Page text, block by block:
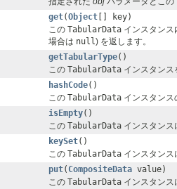
get(Object [] key)
この TabularData インスタンス
場合は null) を返します。
getTabularType()
この TabularData インスタンス
hashCode()
この TabularData インスタン
isEmpty()
この TabularData インスタン
keySet()
この TabularData インスタン
put( CompositeData value)
この TabularData インスタン